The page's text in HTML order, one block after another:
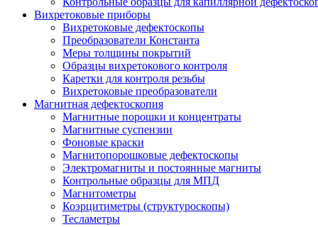
Вихретоковые приборы
Вихретоковые дефектоскопы
Преобразователи Константа
Меры толщины покрытий
Образцы вихретокового контроля
Каретки для контроля резьбы
Вихретоковые преобразователи
Магнитная дефектоскопия
Магнитные порошки и концентраты
Магнитные суспензии
Фоновые краски
Магнитопорошковые дефектоскопы
Электромагниты и постоянные магниты
Контрольные образцы для МПД
Магнитометры
Коэрцитиметры (структуроскопы)
Тесламетры